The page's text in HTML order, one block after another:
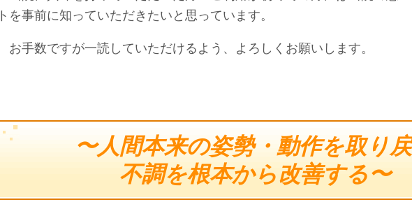
トを事前に知っていただきたいと思っています。
お手数ですが一読していただけるよう、よろしくお願いします。
〜人間本来の姿勢・動作を取り
不調を根本から改善する〜